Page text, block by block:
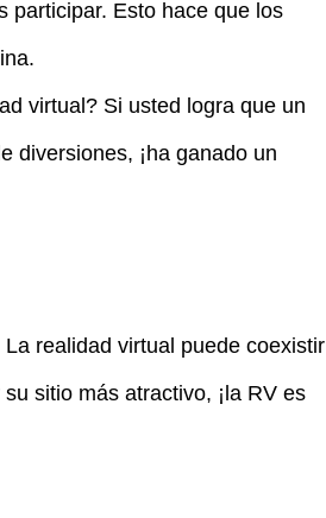
participar. Esto hace que los
virtual? Si usted logra que un
diversiones, ¡ha ganado un
realidad virtual puede coexistir
sitio más atractivo, ¡la RV es